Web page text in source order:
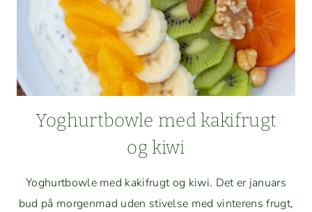
Yoghurt­bowle med kak­ifrugt
og kiwi
Yoghurt­bowle med kak­ifrugt og kiwi. Det er jan­u­ars
bud på mor­gen­mad uden stivelse med vin­terens frugt,